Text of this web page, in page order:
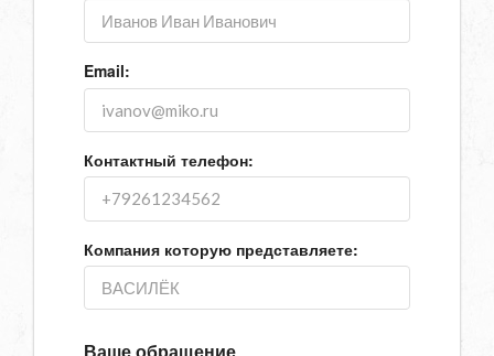
Email:
Контактный телефон:
Компания которую представляете:
Ваше обращение